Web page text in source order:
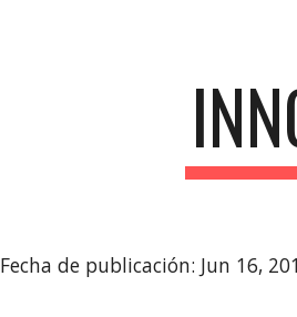
Fecha de publicación: Jun 16,